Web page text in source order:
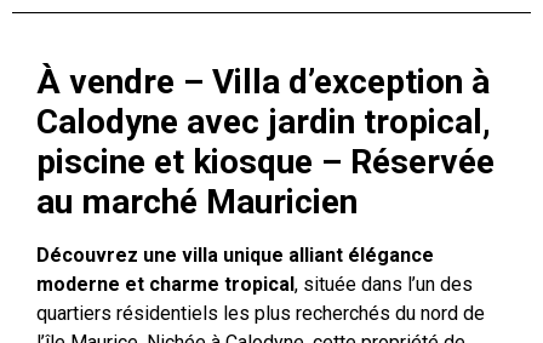
À vendre – Villa d’exception à
Calodyne avec jardin tropical,
piscine et kiosque – Réservée
au marché Mauricien
Découvrez une villa unique alliant élégance
moderne et charme tropical, située dans l’un des
quartiers résidentiels les plus recherchés du nord de